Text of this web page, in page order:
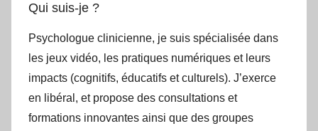
Qui suis-je ?
Psychologue clinicienne, je suis spécialisée dans
les jeux vidéo, les pratiques numériques et leurs
impacts (cognitifs, éducatifs et culturels). J’exerce
en libéral, et propose des consultations et
formations innovantes ainsi que des groupes